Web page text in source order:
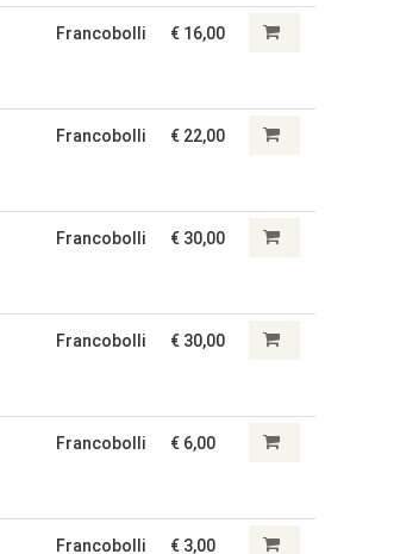
Francobolli € 16,00
Francobolli € 22,00
Francobolli € 30,00
Francobolli € 30,00
Francobolli € 6,00
Francobolli € 3,00